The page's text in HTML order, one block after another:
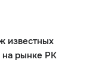
известных
на рынке РК